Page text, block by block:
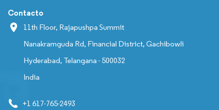
Contacto
11th Floor, Rajapushpa Summit
Nanakramguda Rd, Financial District, Gachibowli
Hyderabad, Telangana - 500032
India
+1 617-765-2493